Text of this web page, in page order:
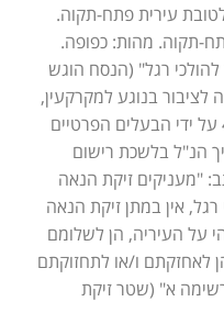
עירית פתח-תקוה.
תקוה. מהות: כפופה.
רגל" (הנסח הוגש
לציבור בנוגע למקרקעין,
שנחתם בתאריך 4.11.1990 על ידי הבעלים הפרטיים
הנ"ל בלשכת רישום
"מעניקים זיקת הנאה
אין במתן זיקת הנאה
על העיריה, הן לשלומם
לאחזקתם ו/או לתחזוקתם
א" (שטר זיקת